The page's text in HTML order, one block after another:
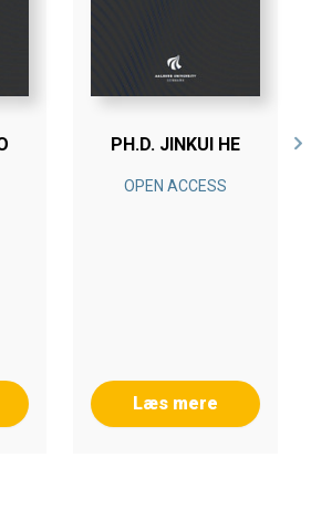
PH.D. JINKUI HE
OPEN ACCESS
Læs mere